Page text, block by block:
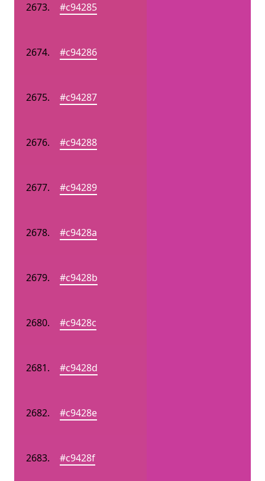
#c94285
#c94286
#c94287
#c94288
#c94289
#c9428a
#c9428b
#c9428c
#c9428d
#c9428e
#c9428f